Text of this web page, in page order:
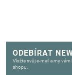
ODEBÍRAT
Vložte svůj e-mail a my
shopu.